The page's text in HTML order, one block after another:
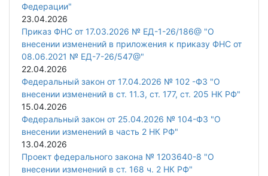
Федерации"
23.04.2026
Приказ ФНС от 17.03.2026 № ЕД-1-26/186@ "О
внесении изменений в приложения к приказу ФНС от
08.06.2021 № ЕД-7-26/547@"
22.04.2026
Федеральный закон от 17.04.2026 № 102 -ФЗ "О
внесении изменений в ст. 11.3, ст. 177, ст. 205 НК РФ"
15.04.2026
Федеральный закон от 25.04.2026 № 104-ФЗ "О
внесении изменений в часть 2 НК РФ"
13.04.2026
Проект федерального закона № 1203640-8 "О
внесении изменений в ст. 168 ч. 2 НК РФ"